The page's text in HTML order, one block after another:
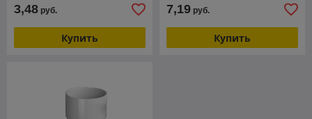
3,48 руб.
Купить
7,19 руб.
Купить